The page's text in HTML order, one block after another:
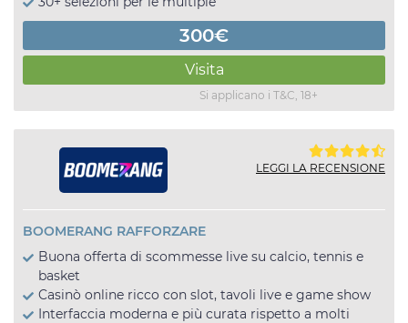
300€
Visita
Si applicano i T&C, 18+
LEGGI LA RECENSIONE
BOOMERANG RAFFORZARE
Buona offerta di scommesse live su calcio, tennis e
basket
Casinò online ricco con slot, tavoli live e game show
Interfaccia moderna e più curata rispetto a molti